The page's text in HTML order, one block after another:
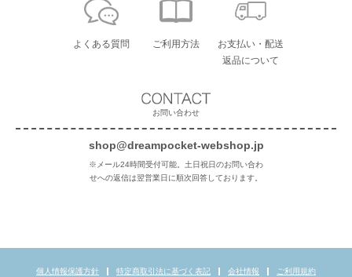
お問い合わせ
shop@dreampocket-webshop.jp
※メール24時間受付可能。土日祝日のお問い合わ
せへの返信は翌営業日に順次回答しております。
よくある質問 ご利用方法
お支払い・配送
返品について
個人情報保護方針 特定商取引法に基づく表記 会社情報 ご利用規約